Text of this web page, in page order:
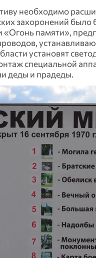
необходимо
захоронений
памяти»,
установят
специальной
деды и прадеды.